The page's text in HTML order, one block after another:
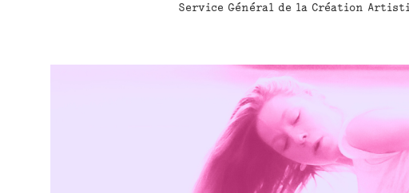
Service Général de la Création